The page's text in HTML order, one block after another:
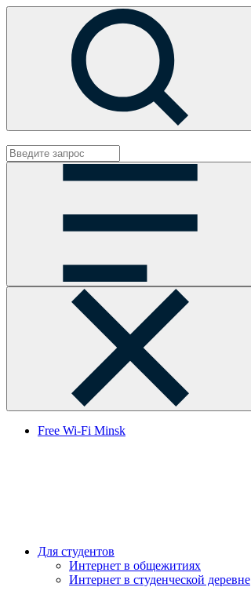
Free Wi-Fi Minsk
Для студентов
Интернет в общежитиях
Интернет в студенческой деревне